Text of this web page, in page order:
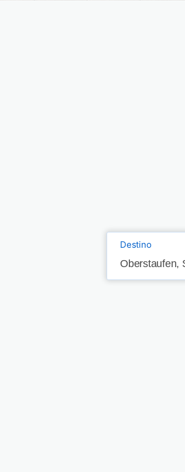
Destino